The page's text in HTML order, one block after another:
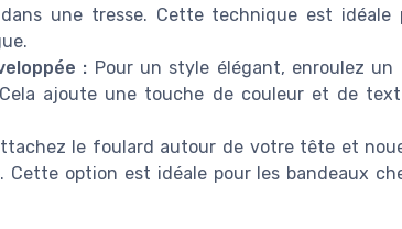
une tresse. Cette technique est idéale
: Pour un style élégant, enroulez
ajoute une touche de couleur et de
le foulard autour de votre tête et
Cette option est idéale pour les bandeaux